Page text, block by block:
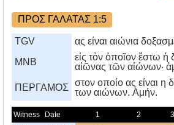
ΠΡΟΣ ΓΑΛΑΤΑΣ 1:5
TGV
ας είναι αιώνια
MNB
εἰς τὸν ὁποῖον ἔστω ἡ
αἰῶνας τῶν αἰώνων·
ΠΕΡΓΑΜΟΣ
στον οποίο ας είναι η
των αιώνων. Aμήν.
Witness Date 1 2 3